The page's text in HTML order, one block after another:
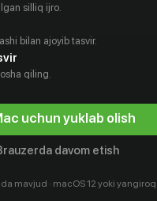
Девушка, которая видит запахи
silliq ijro.
bilan ajoyib tasvir.
qiling.
uchun yuklab olish
davom etish
mavjud · macOS 12 yoki yangiroq